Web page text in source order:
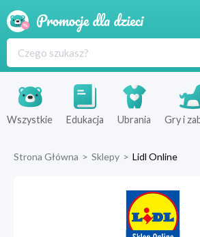
Produkty
Sklepy
Wszystkie Edukacja Ubrania Gry i
Strona Główna > Sklepy > Lidl Online